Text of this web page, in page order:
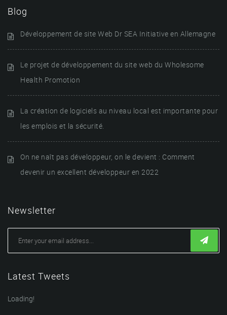
Blog
Développement de site Web Dr SEA Initiative en Allemagne
Le projet de développement du site web du Wholesome
Health Promotion
La création de logiciels au niveau local est importante pour
les emplois et la sécurité.
On ne naît pas développeur, on le devient : Comment
devenir un excellent développeur en 2022
Newsletter
Latest Tweets
Loading!